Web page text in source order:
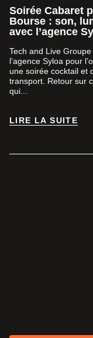
Soirée Cabaret
Bourse : son,
avec l’agence
Tech and Live
l’agence Syloa pour
une soirée cocktail et
transport. Retour sur
qui...
LIRE LA SUITE